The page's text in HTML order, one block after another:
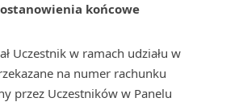
końcowe
Uczestnik w ramach udziału w
na numer rachunku
przez Uczestników w Panelu